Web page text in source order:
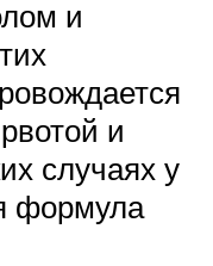
и
и
случаях у
формула